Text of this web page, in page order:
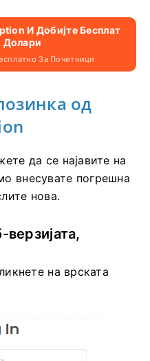
И Добијте Бесплат
Долари
За Почетници
од
да се најавите на
внесувате погрешна
нова.
верзијата,
на врската